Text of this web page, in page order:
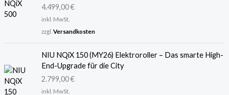
von 5
4.499,00€
inkl. MwSt.
zzgl. Versandkosten
NIU NQiX 150 (MY26) Elektroroller – Das smarte High-
End-Upgrade für die City
2.799,00€
inkl. MwSt.